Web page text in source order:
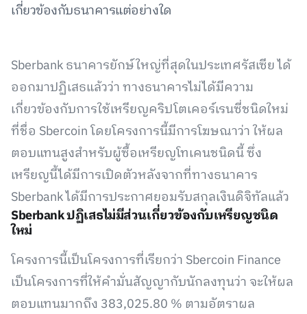
เกี่ยวข้องกับธนาคารแต่อย่างใด
Sberbank ธนาคารยักษ์ใหญ่ที่สุดในประเทศรัสเซีย ได้
ออกมาปฏิเสธแล้วว่า ทางธนาคารไม่ได้มีความ
เกี่ยวข้องกับการใช้เหรียญคริปโตเคอร์เรนซี่ชนิดใหม่
ที่ชื่อ Sbercoin โดยโครงการนี้มีการโฆษณาว่า ให้ผล
ตอบแทนสูงสำหรับผู้ซื้อเหรียญโทเคนชนิดนี้ ซึ่ง
เหรียญนี้ได้มีการเปิดตัวหลังจากที่ทางธนาคาร
Sberbank ได้มีการประกาศยอมรับสกุลเงินดิจิทัลแล้ว
Sberbank ปฏิเสธไม่มีส่วนเกี่ยวข้องกับเหรียญชนิด
ใหม่
โครงการนี้เป็นโครงการที่เรียกว่า Sbercoin Finance
เป็นโครงการที่ให้คำมั่นสัญญากับนักลงทุนว่า จะให้ผล
ตอบแทนมากถึง 383,025.80 % ตามอัตราผล